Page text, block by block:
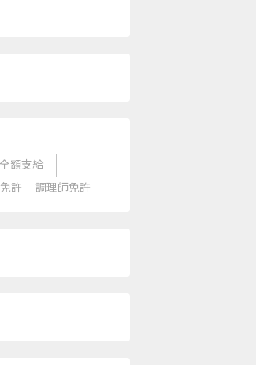
額支給
許 調理師免許